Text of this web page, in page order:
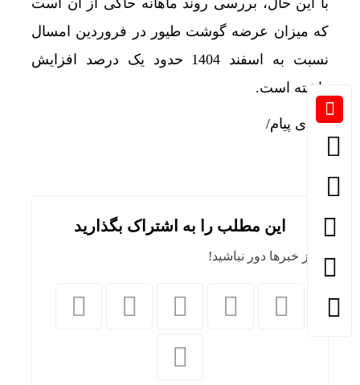
که میزان عرضه گوشت طیور در فروردین امسال
نسبت به اسفند 1404 حدود یک درصد افزایش
داشته است.
انتهای پیام/
این مطلب را به اشتراک بگذارید
از خبرها دور نباشید!